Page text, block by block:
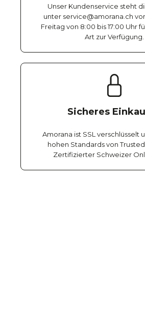
Unser Kundenservice steht
unter service@amorana.ch
Freitag von 8:00 bis 17:00 Uhr
Art zur Verfügung.
Sicheres
Amorana ist SSL verschlüsselt
hohen Standards von
Zertifizierter Schweizer